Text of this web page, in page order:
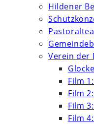
Hildener
Verein der
Film
Film
Film
Film